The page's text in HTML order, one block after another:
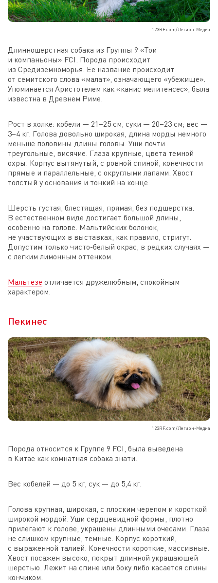
123RF.com/Легион-Медиа
Длинношерстная собака из Группы 9 «Тои
и компаньоны» FCI. Порода происходит
из Средиземноморья. Ее название происходит
от семитского слова «малат», означающего «убежище».
Упоминается Аристотелем как «канис мелитенсес», была
известна в Древнем Риме.
Рост в холке: кобели — 21–25 см, суки — 20–23 см; вес —
3–4 кг. Голова довольно широкая, длина морды немного
меньше половины длины головы. Уши почти
треугольные, висячие. Глаза крупные, цвета темной
охры. Корпус вытянутый, с ровной спиной, конечности
прямые и параллельные, с округлыми лапами. Хвост
толстый у основания и тонкий на конце.
Шерсть густая, блестящая, прямая, без подшерстка.
В естественном виде достигает большой длины,
особенно на голове. Мальтийских болонок,
не участвующих в выставках, как правило, стригут.
Допустим только чисто-белый окрас, в редких случаях —
с легким лимонным оттенком.
Мальтезе отличается дружелюбным, спокойным
характером.
Пекинес
123RF.com/Легион-Медиа
Порода относится к Группе 9 FCI, была выведена
в Китае как комнатная собака знати.
Вес кобелей — до 5 кг, сук — до 5,4 кг.
Голова крупная, широкая, с плоским черепом и короткой
широкой мордой. Уши сердцевидной формы, плотно
прилегают к голове, украшены длинными очесами. Глаза
не слишком крупные, темные. Корпус короткий,
с выраженной талией. Конечности короткие, массивные.
Хвост посажен высоко, покрыт длинной украшающей
шерстью. Лежит на спине или боку либо касается спины
кончиком.